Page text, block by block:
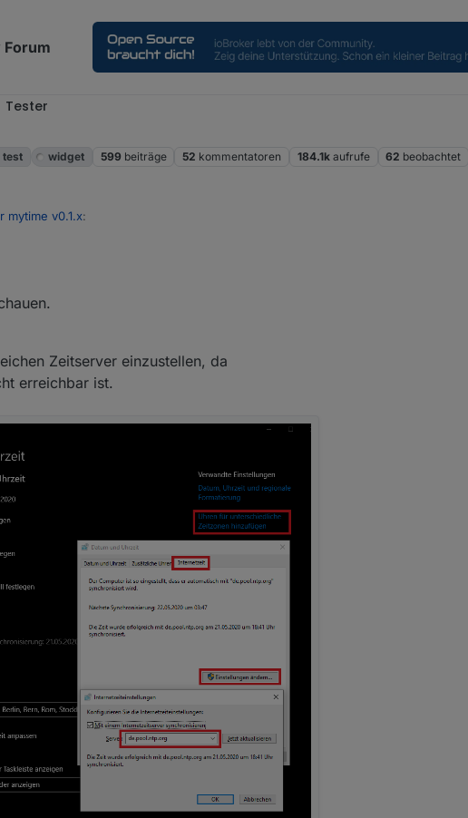
Tester
test widget 599 beiträge 52 kommentatoren 184.1k aufrufe 62 beobachtet
mytime v0.1.x:
Zeitserver einzustellen, da
erreichbar ist.